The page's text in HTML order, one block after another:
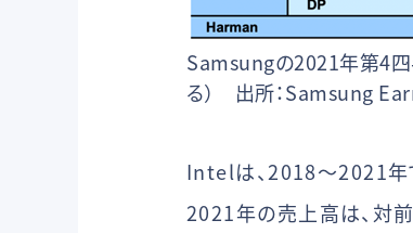
Samsungの2021年第4四
る） 出所：Samsung
Intelは、2018〜2021年
2021年の売上高は、対